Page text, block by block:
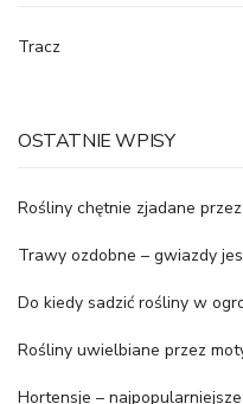
Tracz
OSTATNIE WPISY
Rośliny chętnie zjadane
Trawy ozdobne – gwiazdy
Do kiedy sadzić rośliny w
Rośliny uwielbiane przez
Hortensje –